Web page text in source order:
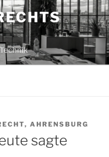
AHRENSBURG
sagte